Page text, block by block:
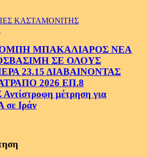
ΚΑΣΤΑΜΟΝΙΤΗΣ
ΜΠΑΚΑΛΙΑΡΟΣ ΝΕΑ
ΣΕ ΟΛΟΥΣ
23.15 ΔΙΑΒΑΙΝΟΝΤΑΣ
2026 ΕΠ.8
μέτρηση για
Ιράν